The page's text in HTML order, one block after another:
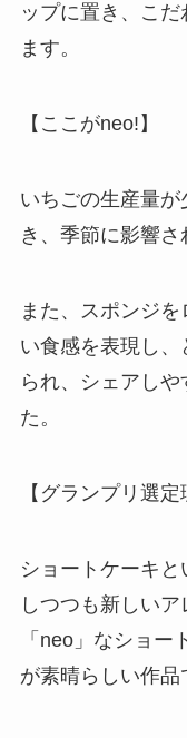
ップに置き、こ
ます。
【ここがneo!】
いちごの生産量
き、季節に影響さ
また、スポンジ
い食感を表現し
られ、シェアし
た。
【グランプリ選定
ショートケーキ
しつつも新しい
「neo」なショ
が素晴らしい作品